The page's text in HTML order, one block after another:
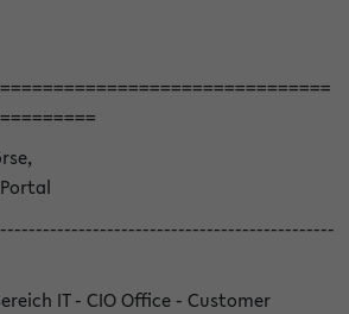
IT - CIO Office - Customer